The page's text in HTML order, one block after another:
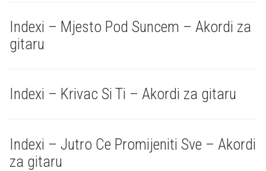
Indexi – Mjesto Pod Suncem – Akordi za
gitaru
Indexi – Krivac Si Ti – Akordi za gitaru
Indexi – Jutro Ce Promijeniti Sve – Akordi
za gitaru